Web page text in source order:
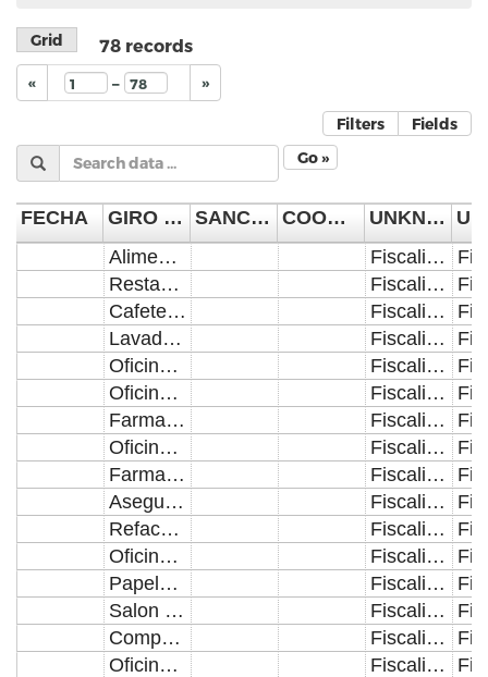
Grid 78 records
« – »
Filters
Fields
Go »
FECHA GIRO DE NEGOCIO SANCIÓN/CLAUSURA COORDINACIÓN
UNKNOWN 4
Alimentos en General con Venta de Bebidas Alcoholicas
Fiscalización de Comercio Establecido
Restaurante Bar
Fiscalización de Comercio Establecido
Cafeteria y Fuente de Sodas
Fiscalización de Comercio Establecido
Lavado, Pulido y Encerado de Autos en Forma Manual
Fiscalización de Comercio Establecido
Oficinas Administrativas
Fiscalización de Comercio Establecido
Oficinas Administrativas
Fiscalización de Comercio Establecido
Farmacia y Consultorio Medico
Fiscalización de Comercio Establecido
Oficinas Administrativas
Fiscalización de Comercio Establecido
Farmacia y Consultorio Medico
Fiscalización de Comercio Establecido
Aseguradora
Fiscalización de Comercio Establecido
Refaccionaria en General
Fiscalización de Comercio Establecido
Oficinas Administrativas
Fiscalización de Comercio Establecido
Papeleria y Tramites de Gestoria
Fiscalización de Comercio Establecido
Salon con Sala de Juegos y Casinos
Fiscalización de Comercio Establecido
Compra Venta de Accesorios para Automoviles
Fiscalización de Comercio Establecido
Oficinas Administrativas
Fiscalización de Comercio Establecido